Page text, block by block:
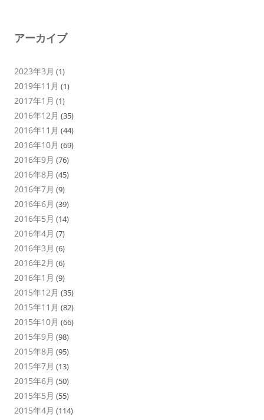
アーカイブ
2023年3月 (1)
2019年11月 (1)
2017年1月 (1)
2016年12月 (35)
2016年11月 (44)
2016年10月 (69)
2016年9月 (76)
2016年8月 (45)
2016年7月 (9)
2016年6月 (39)
2016年5月 (14)
2016年4月 (7)
2016年3月 (6)
2016年2月 (6)
2016年1月 (9)
2015年12月 (35)
2015年11月 (82)
2015年10月 (66)
2015年9月 (98)
2015年8月 (95)
2015年7月 (13)
2015年6月 (50)
2015年5月 (55)
2015年4月 (114)